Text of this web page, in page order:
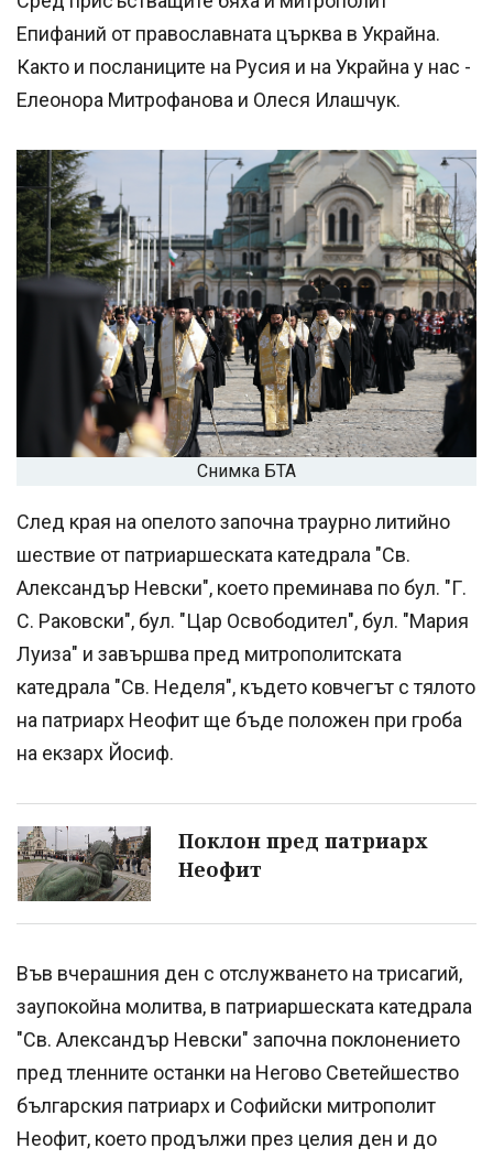
Епифаний от православната църква в Украйна.
Както и посланиците на Русия и на Украйна у нас -
Елеонора Митрофанова и Олеся Илашчук.
Снимка БТА
След края на опелото започна траурно литийно
шествие от патриаршеската катедрала "Св.
Александър Невски", което преминава по бул. "Г.
С. Раковски", бул. "Цар Освободител", бул. "Мария
Луиза" и завършва пред митрополитската
катедрала "Св. Неделя", където ковчегът с тялото
на патриарх Неофит ще бъде положен при гроба
на екзарх Йосиф.
Поклон пред патриарх
Неофит
Във вчерашния ден с отслужването на трисагий,
заупокойна молитва, в патриаршеската катедрала
"Св. Александър Невски" започна поклонението
пред тленните останки на Негово Светейшество
българския патриарх и Софийски митрополит
Неофит, което продължи през целия ден и до